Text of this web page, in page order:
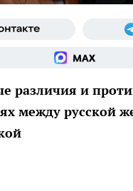
различия и
между русской